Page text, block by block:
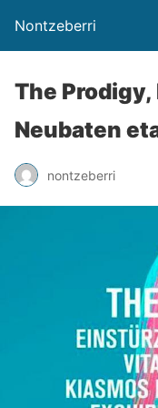
Nontzeberri
The
Neubaten
nontzeberri